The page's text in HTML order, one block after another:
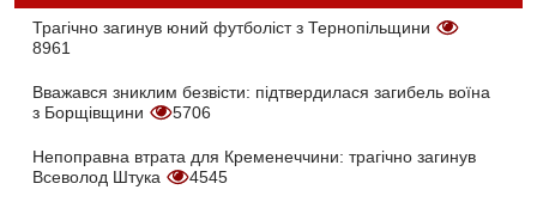
Трагічно загинув юний футболіст з Тернопільщини
8961
Вважався зниклим безвісти: підтвердилася загибель воїна
з Борщівщини
5706
Непоправна втрата для Кременеччини: трагічно загинув
Всеволод Штука
4545